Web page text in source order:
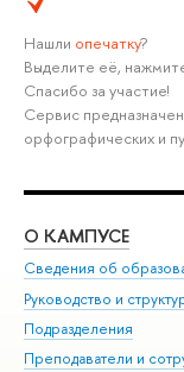
Нашли опечатку?
Выделите её,
Спасибо за участие!
Сервис
орфографических и
О КАМПУСЕ
Сведения об
Руководство и
Подразделения
Преподаватели и